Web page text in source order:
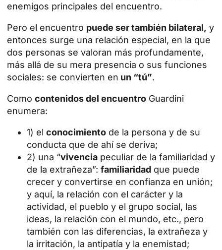
enemigos principales del encuentro.
Pero el encuentro puede ser también bilateral, y
entonces surge una relación especial, en la que
dos personas se valoran más profundamente,
más allá de su mera presencia o sus funciones
sociales: se convierten en un “tú”.
Como contenidos del encuentro Guardini
enumera:
1) el conocimiento de la persona y de su
conducta que de ahí se deriva;
2) una “vivencia peculiar de la familiaridad y
de la extrañeza”: familiaridad que puede
crecer y convertirse en confianza en unión;
y aquí, la relación con el carácter y la
actividad, el pueblo y el grupo social, las
ideas, la relación con el mundo, etc., pero
también con las diferencias, la extrañeza y
la irritación, la antipatía y la enemistad;